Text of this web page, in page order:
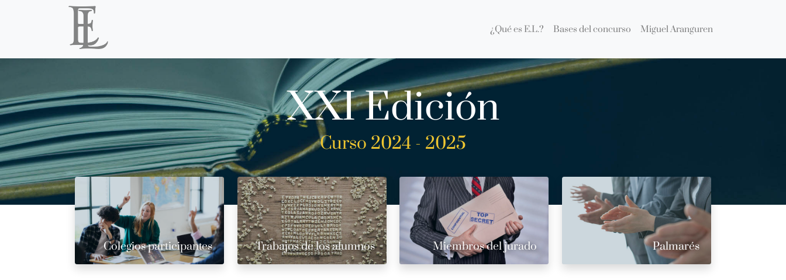
¿Qué es E.L.? Bases del concurso Miguel Aranguren
XXI Edición
Curso 2024 - 2025
Colegios participantes Trabajos de los alumnos Miembros del jurado Palmarés